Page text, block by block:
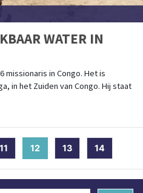
WATER IN
missionaris in Congo. Het is
in het Zuiden van Congo. Hij staat
11 12(current)
13 14